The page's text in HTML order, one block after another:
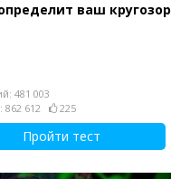
ваш кругозор
481 003
862 612
225
Пройти тест